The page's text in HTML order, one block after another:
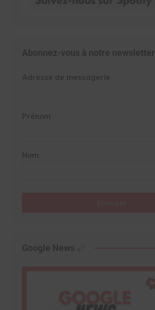
Abonnez-vous à notre newsletter
Adresse de messagerie
Prénom
Nom
Google News